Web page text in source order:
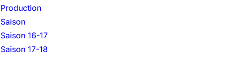
Production
Saison
Saison 16-17
Saison 17-18